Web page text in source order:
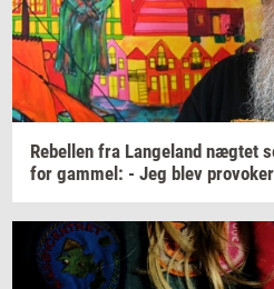
Re­bel­len fra Lan­geland næg­tet
for gam­mel: - Jeg blev